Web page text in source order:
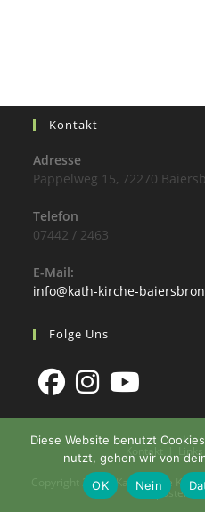
Kontakt
Adresse
Pappelweg 15, 72270
Telefon
07442 / 2463
E-Mail:
info@kath-kirche-
Folge Uns
Kontakt Links
Copyright 2026 - Katholische
Apostel
Diese Website benutzt
nutzt, gehen wir von
OK
Nein